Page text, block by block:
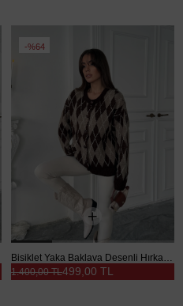
%64
Bisiklet Yaka Baklava Desenli Hırka - Kahve
499,00 TL
1.400,00 TL